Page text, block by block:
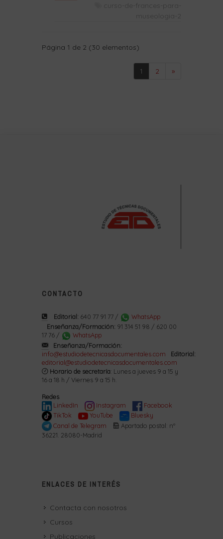
curso-de-frances-para-
museologia-2
Página 1 de 2 (30 elementos)
1 2 »
CONTACTO
Editorial: 640 77 91 77 /
WhatsApp
Enseñanza/Formación: 91 314 51 98 / 620 00
17 76 /
WhatsApp
Enseñanza/Formación:
info@estudiodetecnicasdocumentales.com
Editorial:
editorial@estudiodetecnicasdocumentales.com
Horario de secretaría: Lunes a jueves 9 a 15 y
16 a 18 h / Viernes 9 a 15 h.
Redes
LinkedIn
Instagram
Facebook
TikTok
YouTube
Bluesky
Canal de Telegram
Apartado postal: nº
36221. 28080-Madrid
ENLACES DE INTERÉS
Contacta con nosotros
Cursos
Publicaciones